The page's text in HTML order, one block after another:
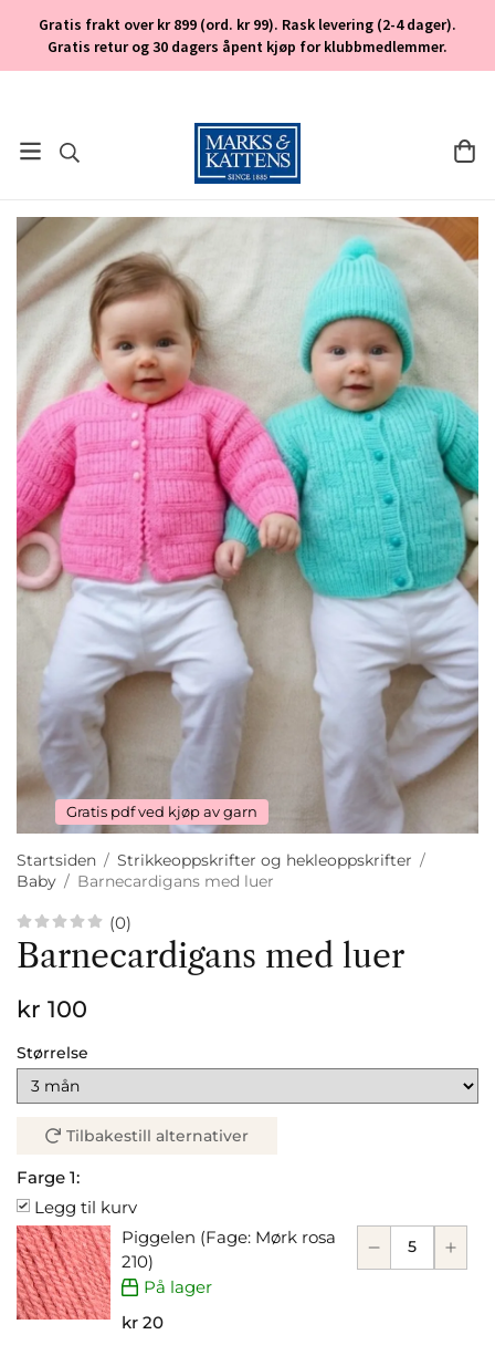
Gratis frakt over kr 899 (ord. kr 99). Rask levering (2-4 dager).
Gratis retur og 30 dagers åpent kjøp for klubbmedlemmer.
Gratis pdf ved kjøp av garn
Startsiden / Strikkeoppskrifter og hekleoppskrifter /
Baby / Barnecardigans med luer
(0)
Barnecardigans med luer
kr 100
Størrelse
Tilbakestill alternativer
Farge 1:
Legg til kurv
Piggelen (Fage: Mørk rosa
210)
På lager
kr 20